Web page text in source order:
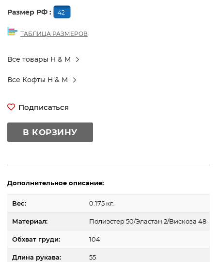
Размер РФ : 42
ТАБЛИЦА РАЗМЕРОВ
Все товары H & M
Все Кофты H & M
Подписаться
В КОРЗИНУ
Дополнительное описание:
Вес: 0.175 кг.
Материал: Полиэстер 50/Эластан 2/Вискоза 48
Обхват груди: 104
Длина рукава: 55